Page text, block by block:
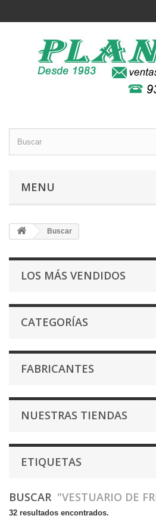
MENU
Buscar
LOS MÁS VENDIDOS
CATEGORÍAS
FABRICANTES
NUESTRAS TIENDAS
ETIQUETAS
BUSCAR "VESTUARIO DE
32 resultados encontrados.